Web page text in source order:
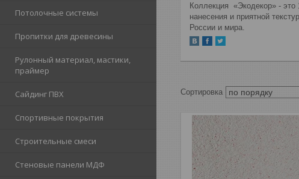
Потолочные системы
Пропитки для древесины
Рулонный материал, мастики,
праймер
Сайдинг ПВХ
Спортивные покрытия
Строительные смеси
Стеновые панели МДФ
Коллекция «Экодекор» -
нанесения и приятной
России и мира.